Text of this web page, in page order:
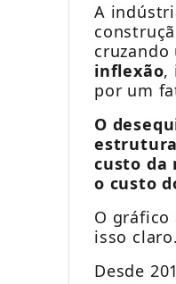
A
cruzando
inflexão,
por um
O
custo da
o custo
O gráfico
isso claro.
Desde